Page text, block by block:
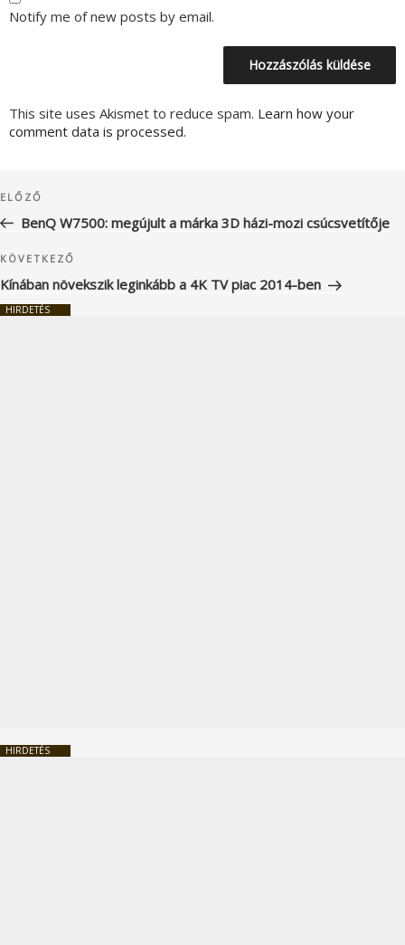
Notify me of new posts by email.
This site uses Akismet to reduce spam. Learn how your
comment data is processed.
navigáció
Korábbi
bejegyzés
ELŐZŐ
BenQ W7500: megújult a márka 3D házi-mozi csúcsvetítője
Következő
bejegyzés
KÖVETKEZŐ
Kínában növekszik leginkább a 4K TV piac 2014-ben
HIRDETÉS
HIRDETÉS